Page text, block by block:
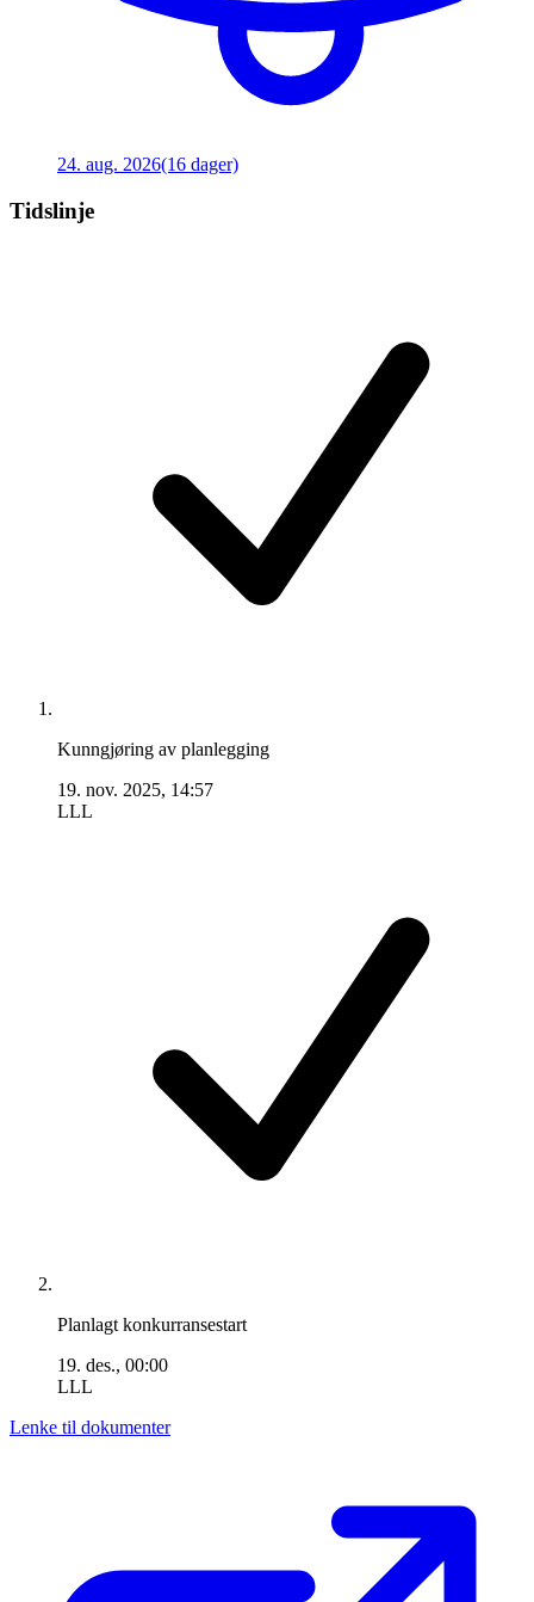
24. aug. 2026(16 dager)
Tidslinje
Kunngjøring av planlegging
19. nov. 2025, 14:57
LLL
Planlagt konkurransestart
19. des., 00:00
LLL
Lenke til dokumenter